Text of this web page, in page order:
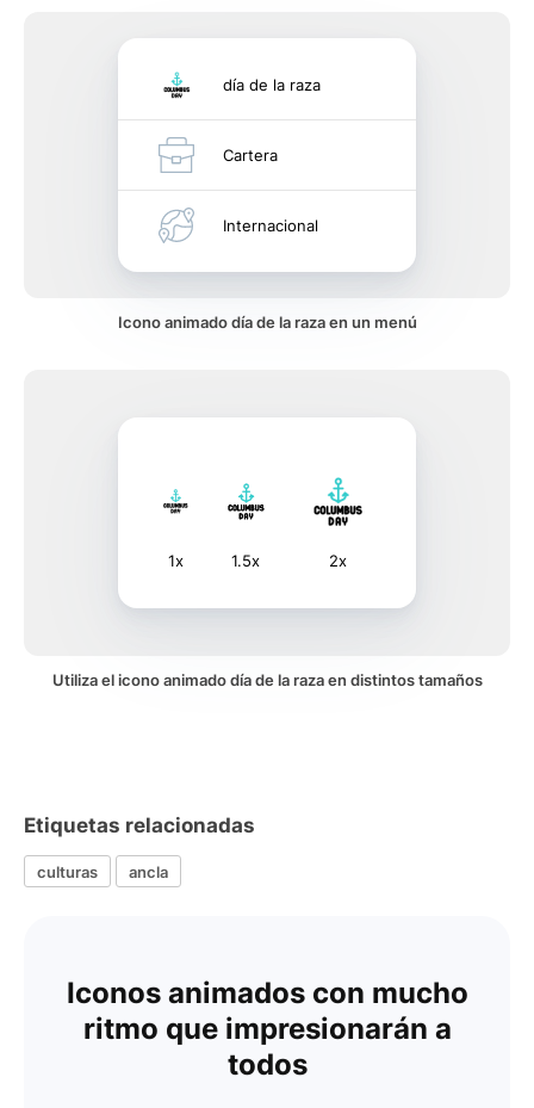
día de la raza
Cartera
Internacional
Icono animado día de la raza en un menú
1x 1.5x 2x
Utiliza el icono animado día de la raza en distintos tamaños
Etiquetas relacionadas
culturas ancla
Iconos animados con mucho
ritmo que impresionarán a
todos